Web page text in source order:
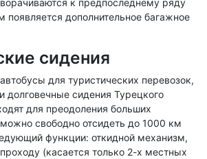
к предпоследнему ряду
дополнительное багажное
сидения
для туристических перевозок,
долговечные сидения Турецкого
для преодоления больших
свободно отсидеть до 1000 км
функции: откидной механизм,
(касается только 2-х местных